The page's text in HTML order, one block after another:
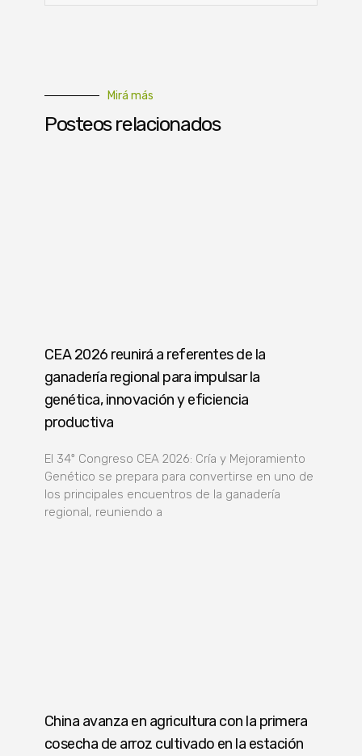
Mirá más
Posteos relacionados
CEA 2026 reunirá a referentes de la
ganadería regional para impulsar la
genética, innovación y eficiencia
productiva
El 34º Congreso CEA 2026: Cría y Mejoramiento
Genético se prepara para convertirse en uno de
los principales encuentros de la ganadería
regional, reuniendo a
China avanza en agricultura con la primera
cosecha de arroz cultivado en la estación